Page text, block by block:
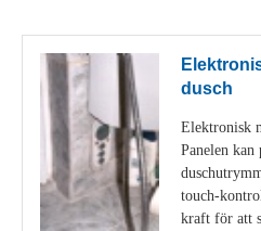
dusch
Elektronisk
Panelen kan
touch-
kraft för att